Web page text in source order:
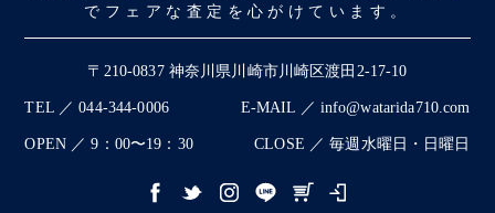
でフェアな査定を心がけています。
〒210-0837 神奈川県川崎市川崎区渡田2-17-10
TEL ／ 044-344-0006 E-MAIL ／ info@watarida710.com
OPEN ／ 9：00〜19：30 CLOSE ／ 毎週水曜日・日曜日